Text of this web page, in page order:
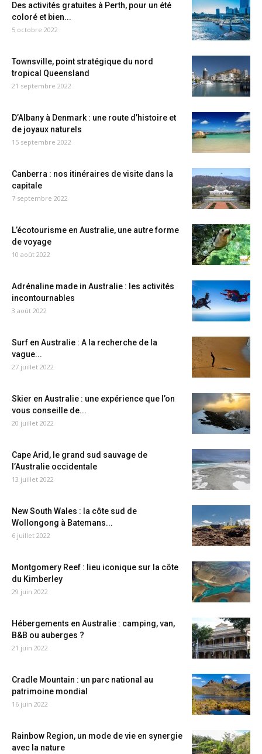
Des activités gratuites à Perth, pour un été
coloré et bien...
5 octobre 2022
Townsville, point stratégique du nord
tropical Queensland
21 septembre 2022
D’Albany à Denmark : une route d’histoire et
de joyaux naturels
15 septembre 2022
Canberra : nos itinéraires de visite dans la
capitale
7 septembre 2022
L’écotourisme en Australie, une autre forme
de voyage
10 août 2022
Adrénaline made in Australie : les activités
incontournables
3 août 2022
Surf en Australie : A la recherche de la
vague...
27 juillet 2022
Skier en Australie : une expérience que l’on
vous conseille de...
20 juillet 2022
Cape Arid, le grand sud sauvage de
l’Australie occidentale
13 juillet 2022
New South Wales : la côte sud de
Wollongong à Batemans...
6 juillet 2022
Montgomery Reef : lieu iconique sur la côte
du Kimberley
29 juin 2022
Hébergements en Australie : camping, van,
B&B ou auberges ?
21 juin 2022
Cradle Mountain : un parc national au
patrimoine mondial
16 juin 2022
Rainbow Region, un mode de vie en synergie
avec la nature